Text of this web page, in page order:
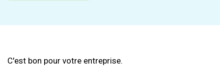
C'est bon pour votre entreprise.